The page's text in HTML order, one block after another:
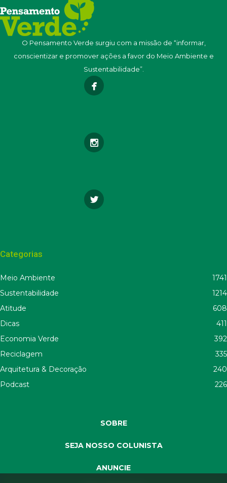
O Pensamento Verde surgiu com a missão de “informar,
conscientizar e promover ações a favor do Meio Ambiente e
Sustentabilidade”.
Categorias
Meio Ambiente
1741
Sustentabilidade
1214
Atitude
608
Dicas
411
Economia Verde
392
Reciclagem
335
Arquitetura & Decoração
240
Podcast
226
SOBRE
SEJA NOSSO COLUNISTA
ANUNCIE